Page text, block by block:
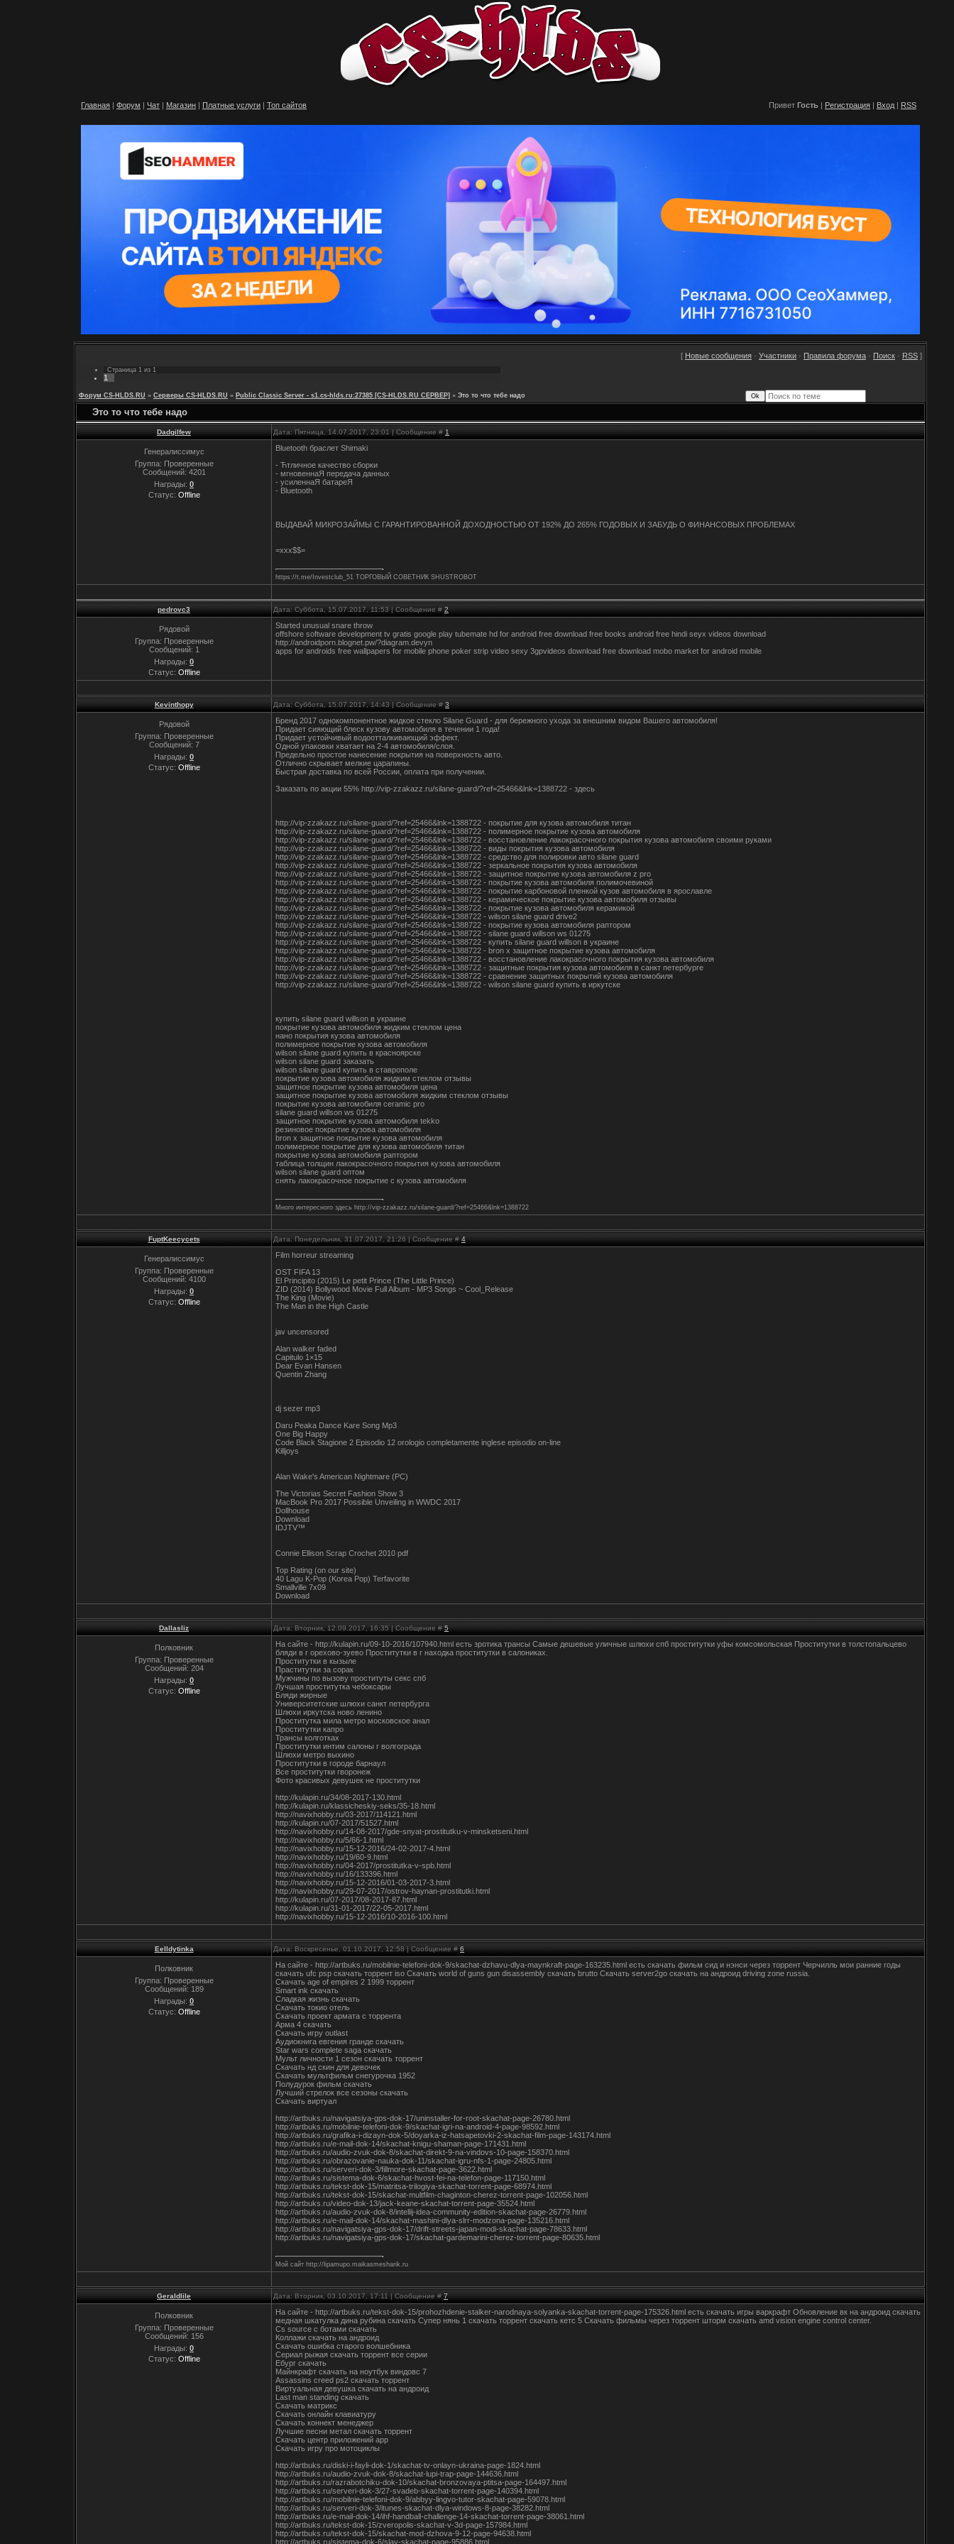
Главная | Форум | Чат | Магазин | Платные услуги | Топ сайтов Привет Гость | Регистрация | Вход | RSS
[ Новые сообщения · Участники · Правила форума · Поиск · RSS ]
Страница 1 из 1
1
Форум CS-HLDS.RU » Серверы CS-HLDS.RU » Public Classic Server - s1.cs-hlds.ru:27385 [CS-HLDS.RU CEPBEP] » Это то что тебе надо
Это то что тебе надо
Dadgilfew Дата: Пятница, 14.07.2017, 23:01 | Сообщение # 1
Генералиссимус
Группа: Проверенные
Сообщений: 4201
Награды: 0
Статус: Offline
Bluetooth браслет Shimaki
- Ћтличное качество сборки
- мгновеннаЯ передача данных
- усиленнаЯ батареЯ
- Bluetooth
ВЫДАВАЙ МИКРОЗАЙМЫ С ГАРАНТИРОВАННОЙ ДОХОДНОСТЬЮ ОТ 192% ДО 265% ГОДОВЫХ И ЗАБУДЬ О ФИНАНСОВЫХ ПРОБЛЕМАХ
=xxx$$=
https://t.me/Investclub_51 ТОРГОВЫЙ СОВЕТНИК SHUSTROBOT
pedrovc3 Дата: Суббота, 15.07.2017, 11:53 | Сообщение # 2
Рядовой
Группа: Проверенные
Сообщений: 1
Награды: 0
Статус: Offline
Started unusual snare throw
offshore software development tv gratis google play tubemate hd for android free download free books android free hindi seyx videos download
http://androidporn.blognet.pw/?diagram.devyn
apps for androids free wallpapers for mobile phone poker strip video sexy 3gpvideos download free download mobo market for android mobile
Kevinthopy Дата: Суббота, 15.07.2017, 14:43 | Сообщение # 3
Рядовой
Группа: Проверенные
Сообщений: 7
Награды: 0
Статус: Offline
Бренд 2017 однокомпонентное жидкое стекло Silane Guard - для бережного ухода за внешним видом Вашего автомобиля!
Придает сияющий блеск кузову автомобиля в течении 1 года!
Придает устойчивый водоотталкивающий эффект.
Одной упаковки хватает на 2-4 автомобиля/слоя.
Предельно простое нанесение покрытия на поверхность авто.
Отлично скрывает мелкие царапины.
Быстрая доставка по всей России, оплата при получении.
Заказать по акции 55% http://vip-zzakazz.ru/silane-guard/?ref=25466&lnk=1388722 - здесь
http://vip-zzakazz.ru/silane-guard/?ref=25466&lnk=1388722 - покрытие для кузова автомобиля титан
http://vip-zzakazz.ru/silane-guard/?ref=25466&lnk=1388722 - полимерное покрытие кузова автомобиля
http://vip-zzakazz.ru/silane-guard/?ref=25466&lnk=1388722 - восстановление лакокрасочного покрытия кузова автомобиля своими руками
http://vip-zzakazz.ru/silane-guard/?ref=25466&lnk=1388722 - виды покрытия кузова автомобиля
http://vip-zzakazz.ru/silane-guard/?ref=25466&lnk=1388722 - средство для полировки авто silane guard
http://vip-zzakazz.ru/silane-guard/?ref=25466&lnk=1388722 - зеркальное покрытия кузова автомобиля
http://vip-zzakazz.ru/silane-guard/?ref=25466&lnk=1388722 - защитное покрытие кузова автомобиля z pro
http://vip-zzakazz.ru/silane-guard/?ref=25466&lnk=1388722 - покрытие кузова автомобиля полимочевиной
http://vip-zzakazz.ru/silane-guard/?ref=25466&lnk=1388722 - покрытие карбоновой пленкой кузов автомобиля в ярославле
http://vip-zzakazz.ru/silane-guard/?ref=25466&lnk=1388722 - керамическое покрытие кузова автомобиля отзывы
http://vip-zzakazz.ru/silane-guard/?ref=25466&lnk=1388722 - покрытие кузова автомобиля керамикой
http://vip-zzakazz.ru/silane-guard/?ref=25466&lnk=1388722 - wilson silane guard drive2
http://vip-zzakazz.ru/silane-guard/?ref=25466&lnk=1388722 - покрытие кузова автомобиля раптором
http://vip-zzakazz.ru/silane-guard/?ref=25466&lnk=1388722 - silane guard willson ws 01275
http://vip-zzakazz.ru/silane-guard/?ref=25466&lnk=1388722 - купить silane guard willson в украине
http://vip-zzakazz.ru/silane-guard/?ref=25466&lnk=1388722 - bron x защитное покрытие кузова автомобиля
http://vip-zzakazz.ru/silane-guard/?ref=25466&lnk=1388722 - восстановление лакокрасочного покрытия кузова автомобиля
http://vip-zzakazz.ru/silane-guard/?ref=25466&lnk=1388722 - защитные покрытия кузова автомобиля в санкт петербурге
http://vip-zzakazz.ru/silane-guard/?ref=25466&lnk=1388722 - сравнение защитных покрытий кузова автомобиля
http://vip-zzakazz.ru/silane-guard/?ref=25466&lnk=1388722 - wilson silane guard купить в иркутске
купить silane guard willson в украине
покрытие кузова автомобиля жидким стеклом цена
нано покрытия кузова автомобиля
полимерное покрытие кузова автомобиля
wilson silane guard купить в красноярске
wilson silane guard заказать
wilson silane guard купить в ставрополе
покрытие кузова автомобиля жидким стеклом отзывы
защитное покрытие кузова автомобиля цена
защитное покрытие кузова автомобиля жидким стеклом отзывы
покрытие кузова автомобиля ceramic pro
silane guard willson ws 01275
защитное покрытие кузова автомобиля tekko
резиновое покрытие кузова автомобиля
bron x защитное покрытие кузова автомобиля
полимерное покрытие для кузова автомобиля титан
покрытие кузова автомобиля раптором
таблица толщин лакокрасочного покрытия кузова автомобиля
wilson silane guard оптом
снять лакокрасочное покрытие с кузова автомобиля
Много интересного здесь http://vip-zzakazz.ru/silane-guard/?ref=25466&lnk=1388722
FuptKeecycets Дата: Понедельник, 31.07.2017, 21:26 | Сообщение # 4
Генералиссимус
Группа: Проверенные
Сообщений: 4100
Награды: 0
Статус: Offline
Film horreur streaming
OST FIFA 13
El Principito (2015) Le petit Prince (The Little Prince)
ZID (2014) Bollywood Movie Full Album - MP3 Songs ~ Cool_Release
The King (Movie)
The Man in the High Castle
jav uncensored
Alan walker faded
Capitulo 1×15
Dear Evan Hansen
Quentin Zhang
dj sezer mp3
Daru Peaka Dance Kare Song Mp3
One Big Happy
Code Black Stagione 2 Episodio 12 orologio completamente inglese episodio on-line
Killjoys
Alan Wake's American Nightmare (PC)
The Victorias Secret Fashion Show 3
MacBook Pro 2017 Possible Unveiling in WWDC 2017
Dollhouse
Download
IDJTV™
Connie Ellison Scrap Crochet 2010 pdf
Top Rating (on our site)
40 Lagu K-Pop (Korea Pop) Terfavorite
Smallville 7x09
Download
Dallasliz Дата: Вторник, 12.09.2017, 16:35 | Сообщение # 5
Полковник
Группа: Проверенные
Сообщений: 204
Награды: 0
Статус: Offline
На сайте - http://kulapin.ru/09-10-2016/107940.html есть зротика трансы Самые дешевые уличные шлюхи спб проститутки уфы комсомольская Проститутки в толстопальцево
бляди в г орехово-зуево Проститутки в г находка проститутки в салониках.
Проститутки в кызыле
Праститутки за сорак
Мужчины по вызову проституты секс спб
Лучшая проститутка чебоксары
Бляди жирные
Университетские шлюхи санкт петербурга
Шлюхи иркутска ново ленино
Проститутка мила метро московское анал
Проститутки капро
Трансы колготках
Проститутки интим салоны г волгограда
Шлюхи метро выхино
Проститутки в городе барнаул
Все проститутки гворонеж
Фото красивых девушек не проститутки
http://kulapin.ru/34/08-2017-130.html
http://kulapin.ru/klassicheskiy-seks/35-18.html
http://navixhobby.ru/03-2017/114121.html
http://kulapin.ru/07-2017/51527.html
http://navixhobby.ru/14-08-2017/gde-snyat-prostitutku-v-minsketseni.html
http://navixhobby.ru/5/66-1.html
http://navixhobby.ru/15-12-2016/24-02-2017-4.html
http://navixhobby.ru/19/60-9.html
http://navixhobby.ru/04-2017/prostitutka-v-spb.html
http://navixhobby.ru/16/133396.html
http://navixhobby.ru/15-12-2016/01-03-2017-3.html
http://navixhobby.ru/29-07-2017/ostrov-haynan-prostitutki.html
http://kulapin.ru/07-2017/08-2017-87.html
http://kulapin.ru/31-01-2017/22-05-2017.html
http://navixhobby.ru/15-12-2016/10-2016-100.html
Eelldytinka Дата: Воскресенье, 01.10.2017, 12:58 | Сообщение # 6
Полковник
Группа: Проверенные
Сообщений: 189
Награды: 0
Статус: Offline
На сайте - http://artbuks.ru/mobilnie-telefoni-dok-9/skachat-dzhavu-dlya-maynkraft-page-163235.html есть скачать фильм сид и нэнси через торрент Черчилль мои ранние годы
скачать ufc psp скачать торрент iso Скачать world of guns gun disassembly скачать brutto Скачать server2go скачать на андроид driving zone russia.
Скачать age of empires 2 1999 торрент
Smart ink скачать
Сладкая жизнь скачать
Скачать токио отель
Скачать проект армата с торрента
Арма 4 скачать
Скачать игру outlast
Аудиокнига евгения гранде скачать
Star wars complete saga скачать
Мульт личности 1 сезон скачать торрент
Скачать нд скин для девочек
Скачать мультфильм снегурочка 1952
Полудурок фильм скачать
Лучший стрелок все сезоны скачать
Скачать виртуал
http://artbuks.ru/navigatsiya-gps-dok-17/uninstaller-for-root-skachat-page-26780.html
http://artbuks.ru/mobilnie-telefoni-dok-9/skachat-igri-na-android-4-page-98592.html
http://artbuks.ru/grafika-i-dizayn-dok-5/doyarka-iz-hatsapetovki-2-skachat-film-page-143174.html
http://artbuks.ru/e-mail-dok-14/skachat-knigu-shaman-page-171431.html
http://artbuks.ru/audio-zvuk-dok-8/skachat-direkt-9-na-vindovs-10-page-158370.html
http://artbuks.ru/obrazovanie-nauka-dok-11/skachat-igru-nfs-1-page-24805.html
http://artbuks.ru/serveri-dok-3/fillmore-skachat-page-3622.html
http://artbuks.ru/sistema-dok-6/skachat-hvost-fei-na-telefon-page-117150.html
http://artbuks.ru/tekst-dok-15/matritsa-trilogiya-skachat-torrent-page-68974.html
http://artbuks.ru/tekst-dok-15/skachat-multfilm-chaginton-cherez-torrent-page-102056.html
http://artbuks.ru/video-dok-13/jack-keane-skachat-torrent-page-35524.html
http://artbuks.ru/audio-zvuk-dok-8/intellij-idea-community-edition-skachat-page-26779.html
http://artbuks.ru/e-mail-dok-14/skachat-mashini-dlya-slrr-modzona-page-135216.html
http://artbuks.ru/navigatsiya-gps-dok-17/drift-streets-japan-modi-skachat-page-78633.html
http://artbuks.ru/navigatsiya-gps-dok-17/skachat-gardemarini-cherez-torrent-page-80635.html
Мой сайт http://lipamupo.maikasmesharik.ru
Geraldlile Дата: Вторник, 03.10.2017, 17:11 | Сообщение # 7
Полковник
Группа: Проверенные
Сообщений: 156
Награды: 0
Статус: Offline
На сайте - http://artbuks.ru/tekst-dok-15/prohozhdenie-stalker-narodnaya-solyanka-skachat-torrent-page-175326.html есть скачать игры варкрафт Обновление вк на андроид скачать
медная шкатулка дина рубина скачать Супер нянь 1 скачать торрент скачать кетс 5 Скачать фильмы через торрент шторм скачать amd vision engine control center.
Cs source с ботами скачать
Коллажи скачать на андроид
Скачать ошибка старого волшебника
Сериал рыжая скачать торрент все серии
Ебург скачать
Майнкрафт скачать на ноутбук виндовс 7
Assassins creed ps2 скачать торрент
Виртуальная девушка скачать на андроид
Last man standing скачать
Скачать матрикс
Скачать онлайн клавиатуру
Скачать коннект менеджер
Лучшие песни метал скачать торрент
Скачать центр приложений арр
Скачать игру про мотоциклы
http://artbuks.ru/diski-i-fayli-dok-1/skachat-tv-onlayn-ukraina-page-1824.html
http://artbuks.ru/audio-zvuk-dok-8/skachat-lupi-trap-page-144636.html
http://artbuks.ru/razrabotchiku-dok-10/skachat-bronzovaya-ptitsa-page-164497.html
http://artbuks.ru/serveri-dok-3/27-svadeb-skachat-torrent-page-140394.html
http://artbuks.ru/mobilnie-telefoni-dok-9/abbyy-lingvo-tutor-skachat-page-59078.html
http://artbuks.ru/serveri-dok-3/itunes-skachat-dlya-windows-8-page-38282.html
http://artbuks.ru/e-mail-dok-14/ihf-handball-challenge-14-skachat-torrent-page-38061.html
http://artbuks.ru/tekst-dok-15/zveropolis-skachat-v-3d-page-157984.html
http://artbuks.ru/tekst-dok-15/skachat-mod-dzhova-9-12-page-94638.html
http://artbuks.ru/sistema-dok-6/slay-skachat-page-95886.html